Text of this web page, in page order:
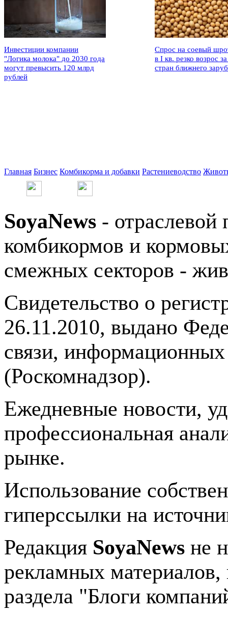
Инвестиции компании
"Логика молока" до 2030 года
могут превысить 120 млрд
рублей
Спрос на соевый
в I кв. резко возрос
стран ближнего
Главная Бизнес Комбикорма и добавки Растениеводство
SoyaNews - отраслевой
комбикормов и
смежных секторов -
Свидетельство о
26.11.2010, выдано
связи,
(Роскомнадзор).
Ежедневные новости,
профессиональная
рынке.
Использование
гиперссылки на
Редакция SoyaNews не
рекламных
раздела "Блоги